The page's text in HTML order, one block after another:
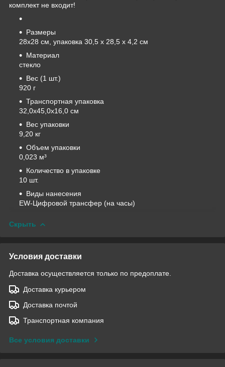
комплект не входит!
Размеры
28х28 см, упаковка 30,5 х 28,5 х 4,2 см
Материал
стекло
Вес (1 шт.)
920 г
Транспортная упаковка
32,0x45,0x16,0 см
Вес упаковки
9,20 кг
Объем упаковки
0,023 м³
Количество в упаковке
10 шт.
Виды нанесения
EW-Цифровой трансфер (на часы)
Скрыть
Условия доставки
Доставка осуществляется только по предоплате.
Доставка курьером
Доставка почтой
Транспортная компания
Все условия доставки